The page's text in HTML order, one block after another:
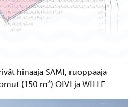
hinaaja SAMI, ruoppaaja
(150 m³) OIVI ja WILLE.